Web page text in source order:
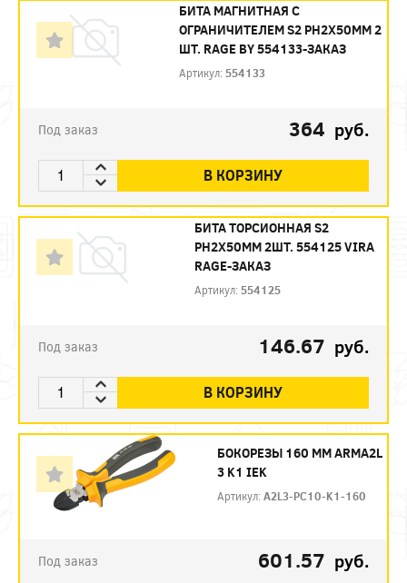
БИТА МАГНИТНАЯ С
ОГРАНИЧИТЕЛЕМ S2 PH2X50ММ 2
ШТ. RAGE BY 554133-ЗАКАЗ
Артикул: 554133
Под заказ 364 руб.
В КОРЗИНУ
БИТА ТОРСИОННАЯ S2
PH2X50ММ 2ШТ. 554125 VIRA
RAGE-ЗАКАЗ
Артикул: 554125
Под заказ 146.67 руб.
В КОРЗИНУ
БОКОРЕЗЫ 160 ММ ARMA2L
3 K1 IEK
Артикул:A2L3-PC10-K1-160
Под заказ 601.57 руб.